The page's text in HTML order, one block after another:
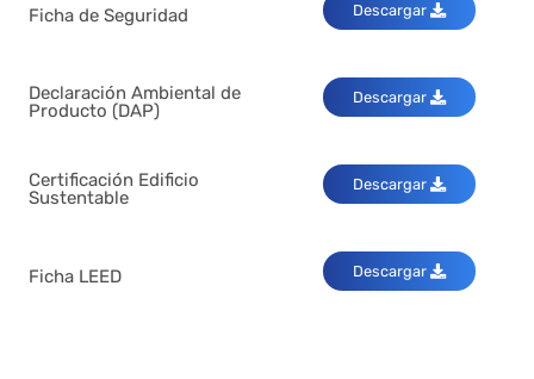
Ficha de Seguridad Descargar
Declaración Ambiental de
Producto (DAP)
Descargar
Certificación Edificio
Sustentable
Descargar
Ficha LEED Descargar